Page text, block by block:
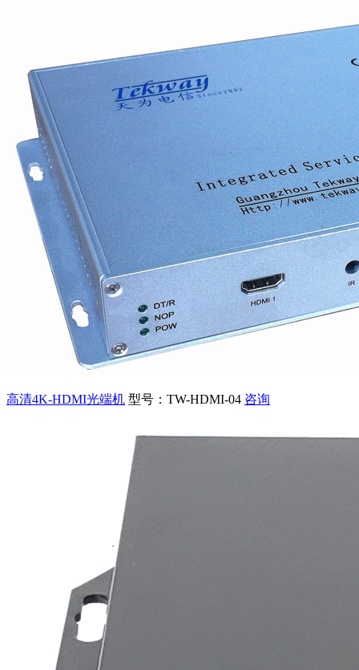
高清4K-HDMI光端机 型号：TW-HDMI-04 咨询